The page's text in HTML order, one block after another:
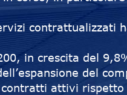
contrattualizzati
in crescita del
del
attivi